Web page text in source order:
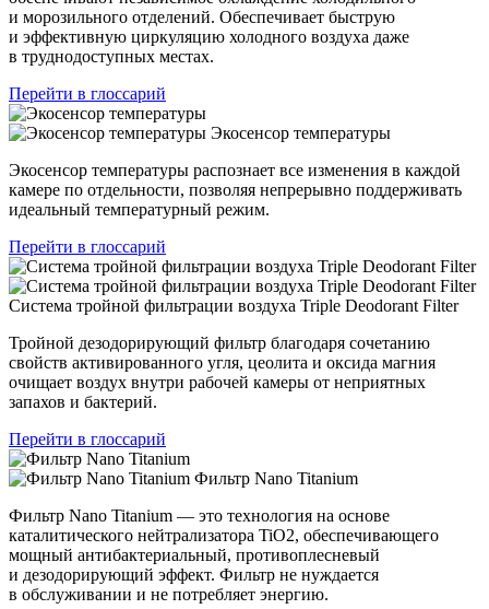
и морозильного отделений. Обеспечивает быструю
и эффективную циркуляцию холодного воздуха даже
в труднодоступных местах.
Перейти в глоссарий
Экосенсор температуры
Экосенсор температуры распознает все изменения в каждой
камере по отдельности, позволяя непрерывно поддерживать
идеальный температурный режим.
Перейти в глоссарий
Система тройной фильтрации воздуха Triple Deodorant Filter
Тройной дезодорирующий фильтр благодаря сочетанию
свойств активированного угля, цеолита и оксида магния
очищает воздух внутри рабочей камеры от неприятных
запахов и бактерий.
Перейти в глоссарий
Фильтр Nano Titanium
Фильтр Nano Titanium — это технология на основе
каталитического нейтрализатора TiO2, обеспечивающего
мощный антибактериальный, противоплесневый
и дезодорирующий эффект. Фильтр не нуждается
в обслуживании и не потребляет энергию.